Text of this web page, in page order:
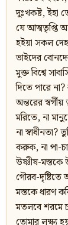
দুঃখকষ্ট, ইহা
যে আত্মতৃপ্তি
হইয়া সকল
ভাইদের
মুক্ত বিশ্বে
দিতে পারে
অন্তরের
মরিতে, না
না
করুক, না পা-
উষ্ণীষ-মস্তকে
গৌরব-দৃষ্টিতে
মস্তকে ধারণ
মতলবে শরমে